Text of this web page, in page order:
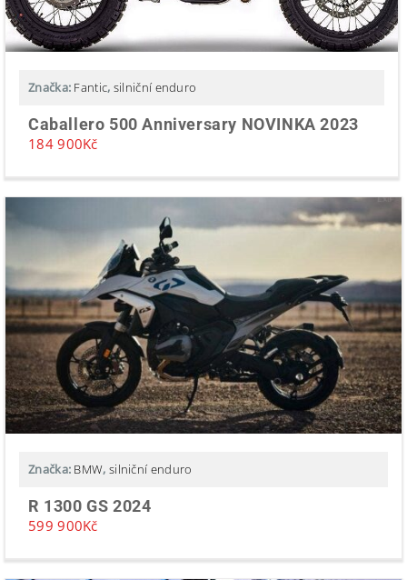
Značka: Fantic, silniční enduro
Caballero 500 Anniversary NOVINKA 2023
184 900Kč
Značka: BMW, silniční enduro
R 1300 GS 2024
599 900Kč